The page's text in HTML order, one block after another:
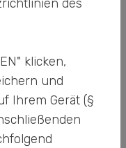
unterschieden:
des
klicken,
und
Ihrem Gerät (§